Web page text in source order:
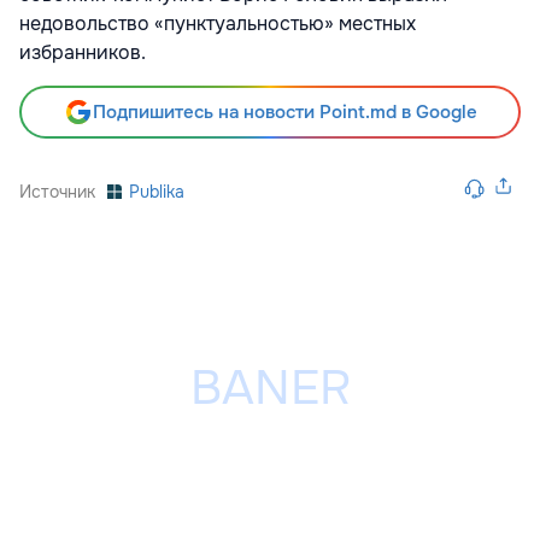
недовольство «пунктуальностью» местных
избранников.
Подпишитесь на новости Point.md в Google
Источник Publika